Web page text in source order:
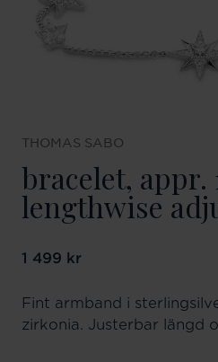
THOMAS SABO
bracelet, appr.
lengthwise
Pris:1 499 kr
1 499 kr
Fint armband i
zirkonia. Justerbar längd